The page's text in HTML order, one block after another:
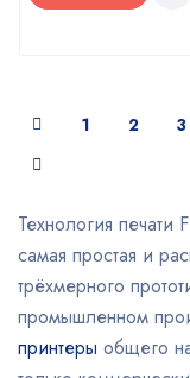
1 2 3
Технология
самая простая и
трёхмерного
промышленном
принтеры общего